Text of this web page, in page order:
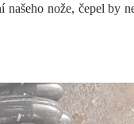
našeho nože, čepel